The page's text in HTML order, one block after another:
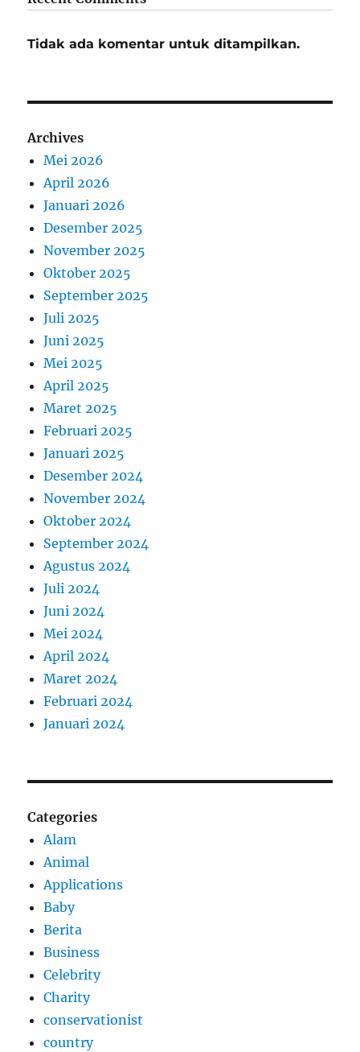
Tidak ada komentar untuk ditampilkan.
Archives
Mei 2026
April 2026
Januari 2026
Desember 2025
November 2025
Oktober 2025
September 2025
Juli 2025
Juni 2025
Mei 2025
April 2025
Maret 2025
Februari 2025
Januari 2025
Desember 2024
November 2024
Oktober 2024
September 2024
Agustus 2024
Juli 2024
Juni 2024
Mei 2024
April 2024
Maret 2024
Februari 2024
Januari 2024
Categories
Alam
Animal
Applications
Baby
Berita
Business
Celebrity
Charity
conservationist
country